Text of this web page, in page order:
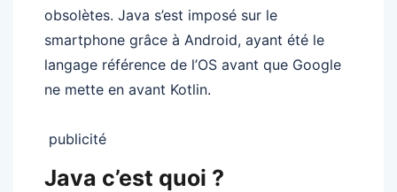
obsolètes. Java s’est imposé sur le
smartphone grâce à Android, ayant été le
langage référence de l’OS avant que Google
ne mette en avant Kotlin.
publicité
Java c’est quoi ?